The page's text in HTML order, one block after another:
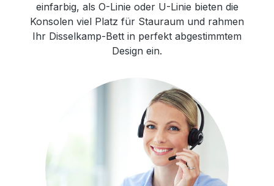
einfarbig, als O-Linie oder U-Linie bieten die
Konsolen viel Platz für Stauraum und rahmen
Ihr Disselkamp-Bett in perfekt abgestimmtem
Design ein.